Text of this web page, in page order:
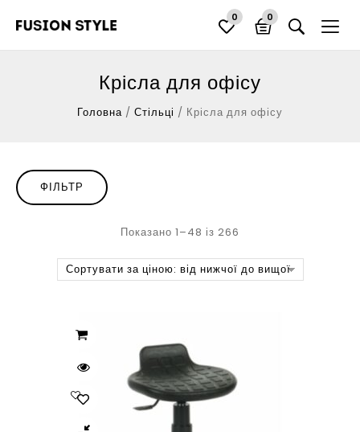
0 0
Крісла для офісу
Головна / Стільці / Крісла для офісу
Показано 1–48 із 266
Сортувати за ціною: від нижчої до вищої
ФІЛЬТР